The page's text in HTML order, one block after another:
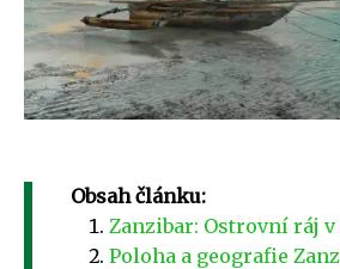
Obsah článku:
Zanzibar: Ostrovní ráj
Poloha a geografie